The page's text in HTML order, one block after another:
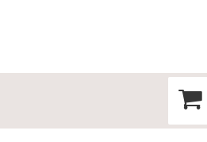
Vrije tijd